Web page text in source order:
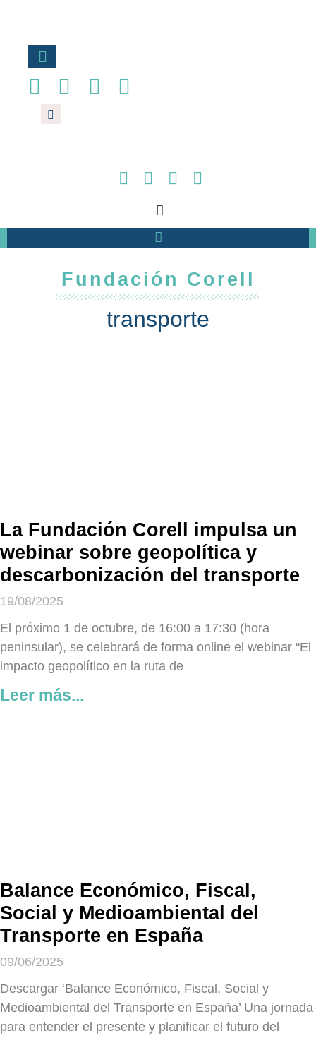
contenido
Fundación Corell
transporte
La Fundación Corell impulsa un
webinar sobre geopolítica y
descarbonización del transporte
19/08/2025
El próximo 1 de octubre, de 16:00 a 17:30 (hora
peninsular), se celebrará de forma online el webinar “El
impacto geopolítico en la ruta de
Leer más...
Balance Económico, Fiscal,
Social y Medioambiental del
Transporte en España
09/06/2025
Descargar ‘Balance Económico, Fiscal, Social y
Medioambiental del Transporte en España’ Una jornada
para entender el presente y planificar el futuro del